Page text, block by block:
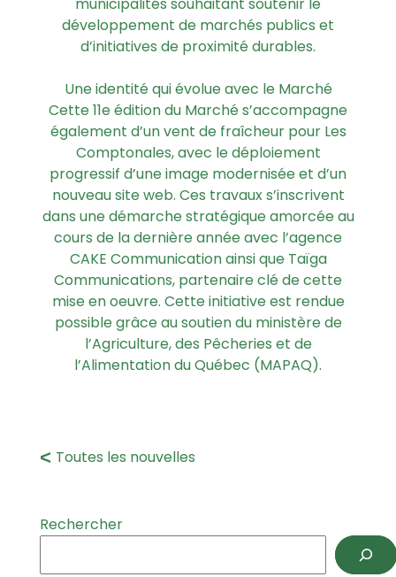
développement de marchés publics et
d’initiatives de proximité durables.
Une identité qui évolue avec le Marché
Cette 11e édition du Marché s’accompagne
également d’un vent de fraîcheur pour Les
Comptonales, avec le déploiement
progressif d’une image modernisée et d’un
nouveau site web. Ces travaux s’inscrivent
dans une démarche stratégique amorcée au
cours de la dernière année avec l’agence
CAKE Communication ainsi que Taïga
Communications, partenaire clé de cette
mise en oeuvre. Cette initiative est rendue
possible grâce au soutien du ministère de
l’Agriculture, des Pêcheries et de
l’Alimentation du Québec (MAPAQ).
Toutes les nouvelles
Rechercher